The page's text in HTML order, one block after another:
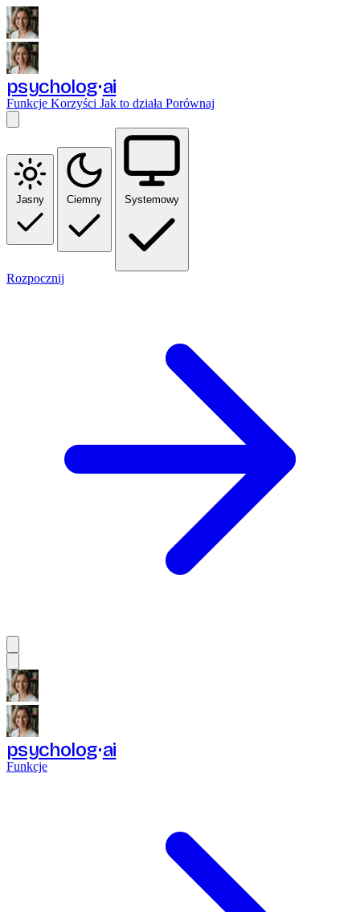
psycholog ai
Funkcje Korzyści Jak to działa Porównaj
Jasny Ciemny Systemowy
Rozpocznij
psycholog ai
Funkcje